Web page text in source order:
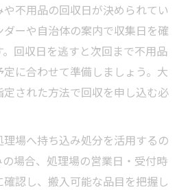
不用品の回収日が決められてい
ーや自治体の案内で収集日を確
回収日を逃すと次回まで不用品
に合わせて準備しましょう。大
された方法で回収を申し込む必
場へ持ち込み処分を活用するの
場合、処理場の営業日・受付時
認し、搬入可能な品目を把握し